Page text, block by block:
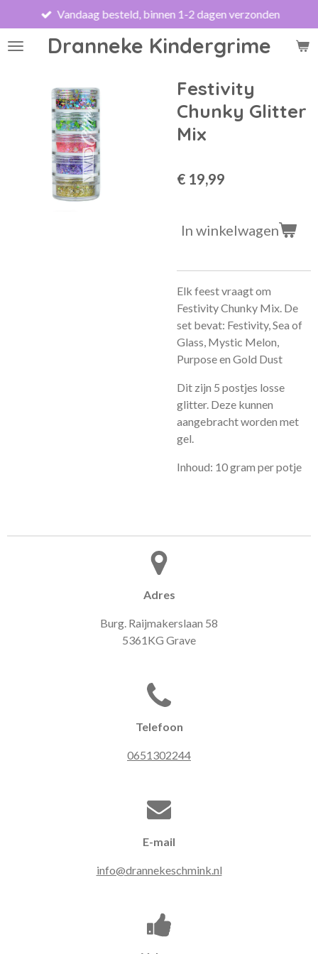
direct
naar
Dranneke Kindergrime
Vandaag besteld, binnen 1-2 dagen verzonden
Festivity
Chunky Glitter
Mix
€ 19,99
In winkelwagen
Elk feest vraagt ​​om
Festivity Chunky Mix. De
set bevat: Festivity, Sea of ​​
Glass, Mystic Melon,
Purpose en Gold Dust
Dit zijn 5 postjes losse
glitter. Deze kunnen
aangebracht worden met
gel.
Inhoud: 10 gram per potje
Adres
Burg. Raijmakerslaan 58
5361KG Grave
Telefoon
0651302244
E-mail
info@drannekeschmink.nl